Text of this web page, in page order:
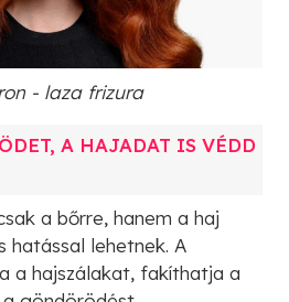
- laza frizura
A HAJADAT IS VÉDD
a bőrre, hanem a haj
hatással lehetnek. A
a hajszálakat, fakíthatja a